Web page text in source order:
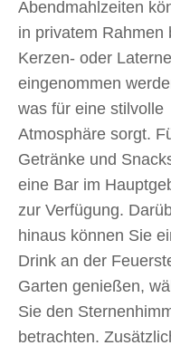
Abendmahlzeiten
in privatem Rahmen
Kerzen- oder
eingenommen
was für eine stilvolle
Atmosphäre sorgt.
Getränke und
eine Bar im
zur Verfügung.
hinaus können Sie
Drink an der
Garten genießen,
Sie den
betrachten.